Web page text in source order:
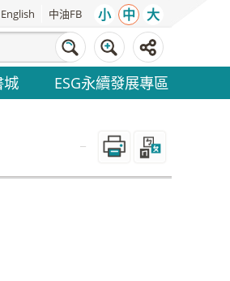
English 中油FB 小 中 大
城 ESG永續發展專區